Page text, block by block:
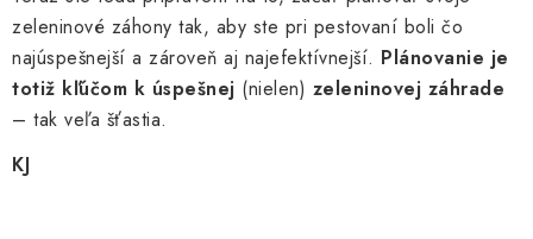
zeleninové záhony tak, aby ste pri pestovaní boli čo
najúspešnejší a zároveň aj najefektívnejší. Plánovanie je
totiž kľúčom k úspešnej (nielen) zeleninovej záhrade
– tak veľa šťastia.
KJ